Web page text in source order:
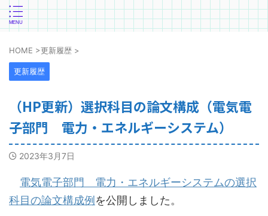
HOME >更新履歴 >
更新履歴
（HP更新）選択科目の論文構成（電気電
子部門 電力・エネルギーシステム）
2023年3月7日
電気電子部門 電力・エネルギーシステムの選択
科目の論文構成例 を公開しました。